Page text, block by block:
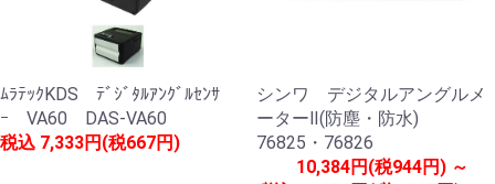
ﾑﾗﾃｯｸKDS ﾃﾞｼﾞﾀﾙｱﾝｸﾞﾙｾﾝｻ
ｰ VA60 DAS-VA60
税込 7,333円(税667円)
シンワ デジタルアングルメ
ーターⅡ(防塵・防水)
76825・76826
10,384円(税944円) ～